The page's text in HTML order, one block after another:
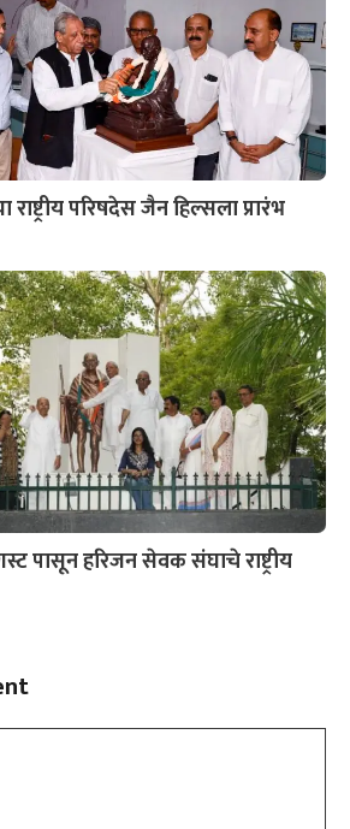
परिषदेस जैन हिल्सला प्रारंभ
पासून हरिजन सेवक संघाचे राष्ट्रीय